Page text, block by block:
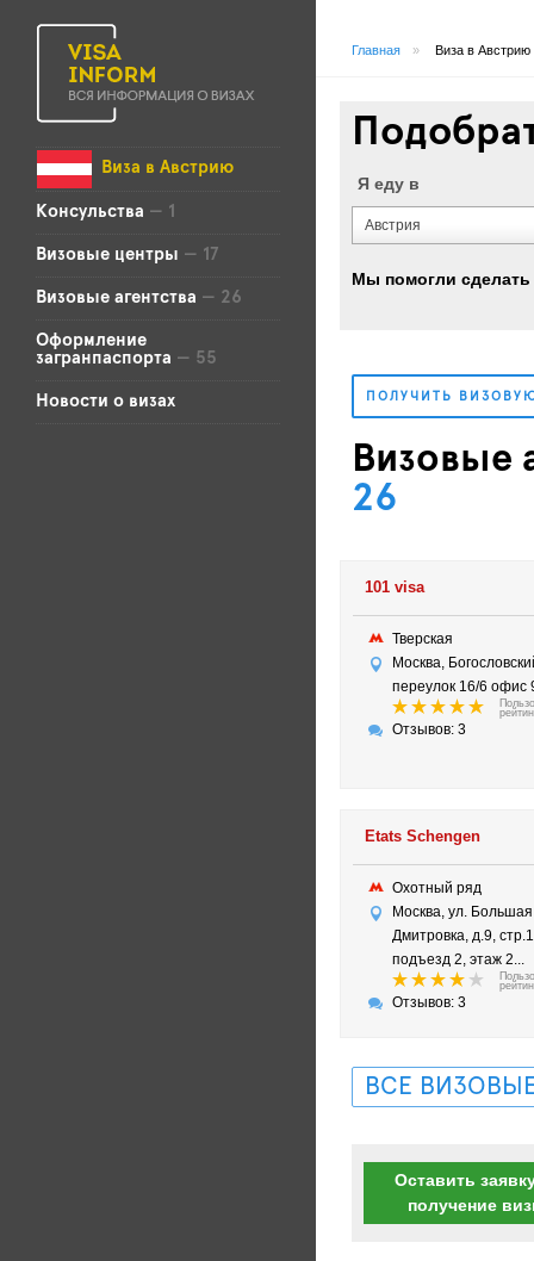
Виза в Австрию
Консульства — 1
Визовые центры — 17
Визовые агентства — 26
Оформление
загранпаспорта — 55
Новости о визах
Главная » Виза в Австрию
Я еду в
Австрия
Мы помогли
ПОЛУЧИТЬ
Визовые
26
101 visa
Тверская
Москва,
переулок 16/6 офис
Отзывов: 3
Etats Schengen
Охотный ряд
Москва, ул. Большая
Дмитровка, д.9,
подъезд 2, этаж 2...
Отзывов: 3
ВСЕ
Оставить
получение